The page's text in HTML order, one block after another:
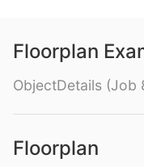
Floorplan
ObjectDetails (Job
Floorplan